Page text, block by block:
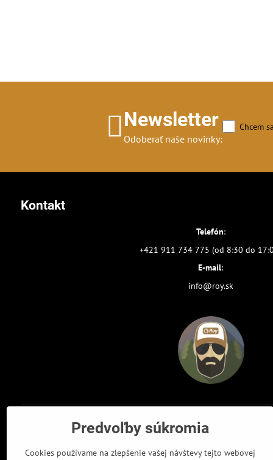
Newsletter
Odoberať naše novinky:
Chcem
Kontakt
Telefón:
+421 911 734 775 (od 8:30 do
E-mail:
info@roy.sk
Predvoľby súkromia
Cookies používame na zlepšenie vašej návštevy tejto webovej